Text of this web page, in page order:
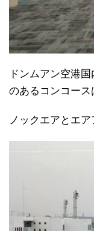
ドンムアン空港
のあるコンコース
ノックエアとエア